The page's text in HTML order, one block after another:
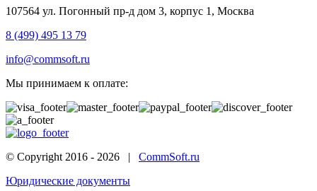
107564 ул. Погонный пр-д дом 3, корпус 1, Москва
8 (499) 495 13 79
info@commsoft.ru
Мы принимаем к оплате:
© Copyright 2016 - 2026 | CommSoft.ru
Юридические документы